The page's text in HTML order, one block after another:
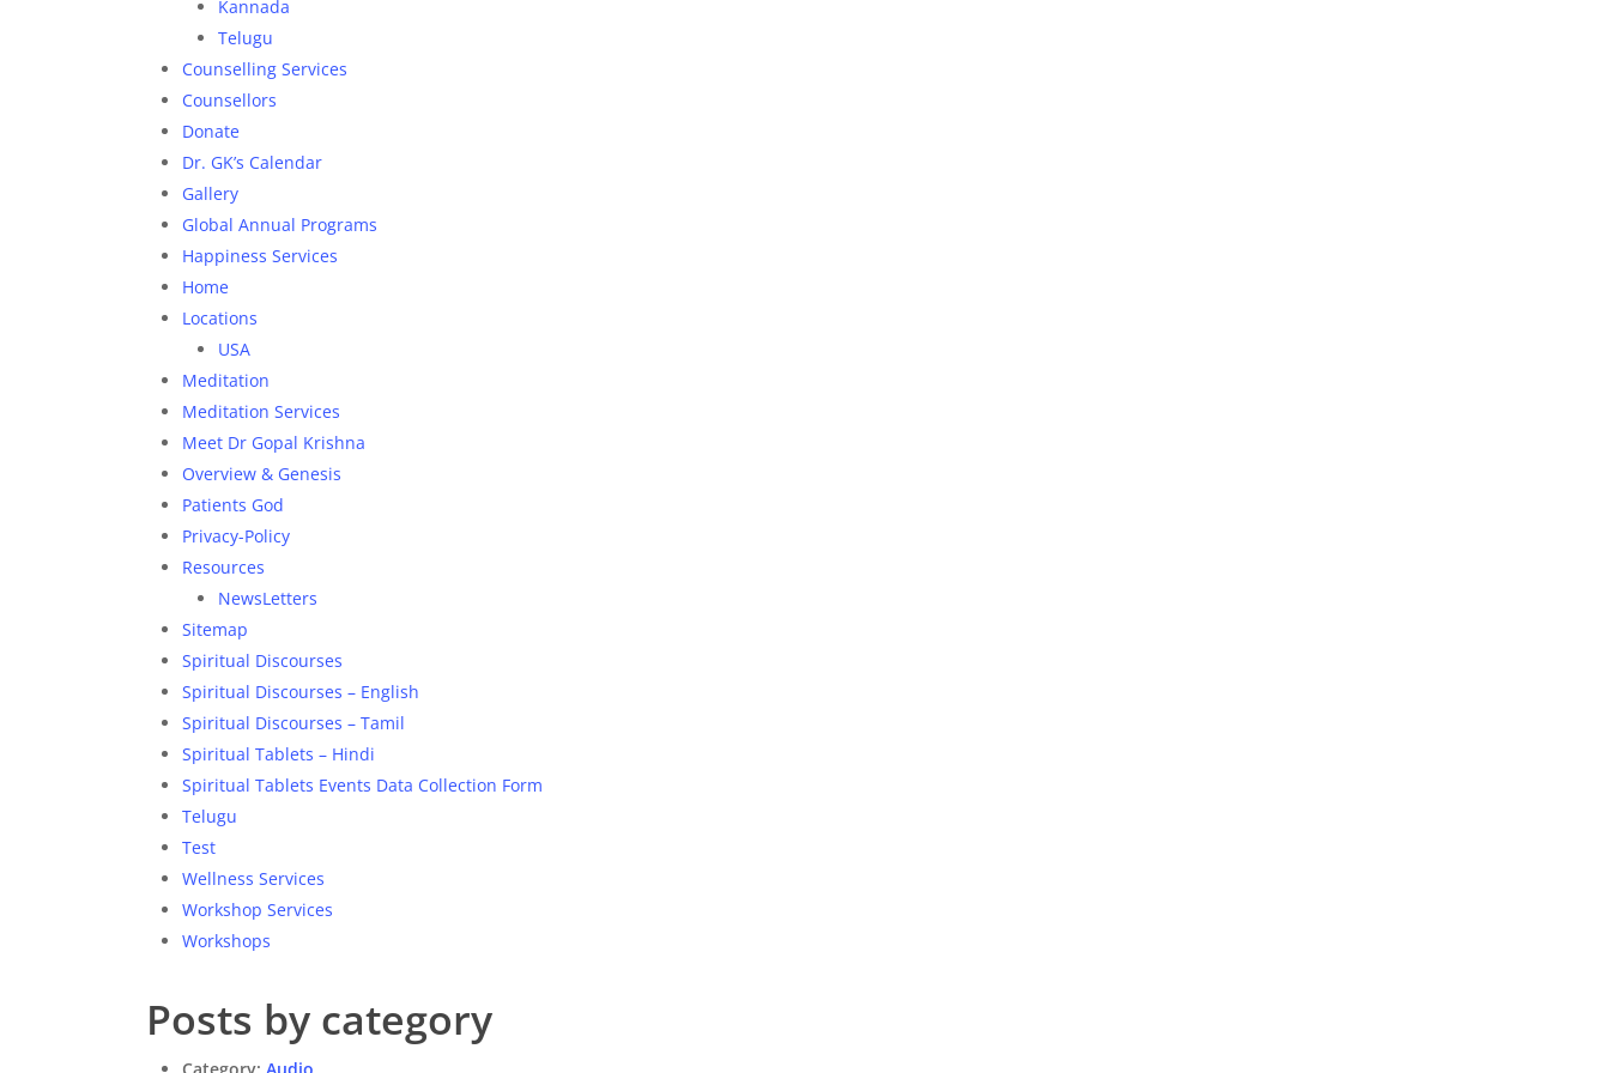
Hit enter to search or ESC to close
Kannada
Telugu
Counselling Services
Counsellors
Donate
Dr. GK’s Calendar
Gallery
Global Annual Programs
Happiness Services
Home
Locations
USA
Meditation
Meditation Services
Meet Dr Gopal Krishna
Overview & Genesis
Patients God
Privacy-Policy
Resources
NewsLetters
Sitemap
Spiritual Discourses
Spiritual Discourses – English
Spiritual Discourses – Tamil
Spiritual Tablets – Hindi
Spiritual Tablets Events Data Collection Form
Telugu
Test
Wellness Services
Workshop Services
Workshops
Posts by category